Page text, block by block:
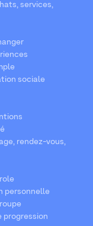
services,
sociale
rendez-vous,
personnelle
progression